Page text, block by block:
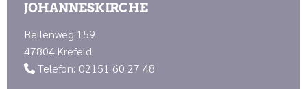
JOHANNESKIRCHE
Bellenweg 159
47804 Krefeld
 Telefon: 02151 60 27 48